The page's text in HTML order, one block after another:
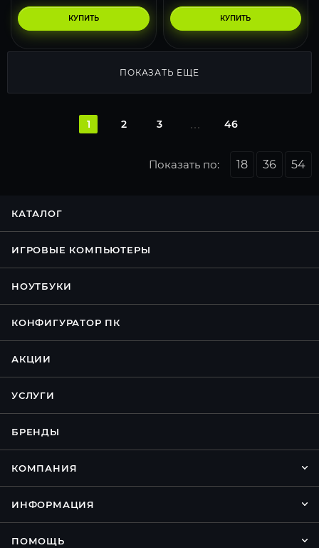
КУПИТЬ КУПИТЬ
ПОКАЗАТЬ ЕЩЕ
1 2 3 46
Показать по: 18 36 54
КАТАЛОГ
ИГРОВЫЕ КОМПЬЮТЕРЫ
НОУТБУКИ
КОНФИГУРАТОР ПК
АКЦИИ
УСЛУГИ
БРЕНДЫ
КОМПАНИЯ
ИНФОРМАЦИЯ
ПОМОЩЬ